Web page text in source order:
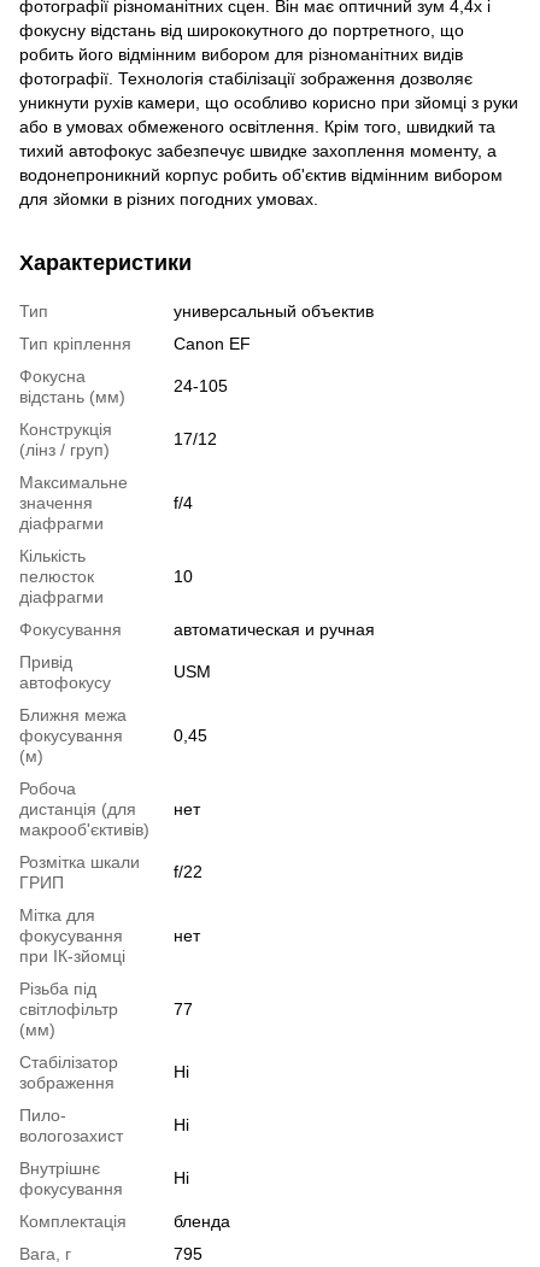
фотографії різноманітних сцен. Він має оптичний зум 4,4x і
фокусну відстань від ширококутного до портретного, що
робить його відмінним вибором для різноманітних видів
фотографії. Технологія стабілізації зображення дозволяє
уникнути рухів камери, що особливо корисно при зйомці з руки
або в умовах обмеженого освітлення. Крім того, швидкий та
тихий автофокус забезпечує швидке захоплення моменту, а
водонепроникний корпус робить об'єктив відмінним вибором
для зйомки в різних погодних умовах.
Характеристики
Тип
универсальный объектив
Тип кріплення
Canon EF
Фокусна
відстань (мм)
24-105
Конструкція
(лінз / груп)
17/12
Максимальне
значення
діафрагми
f/4
Кількість
пелюсток
діафрагми
10
Фокусування
автоматическая и ручная
Привід
автофокусу
USM
Ближня межа
фокусування
(м)
0,45
Робоча
дистанція (для
макрооб'єктивів)
нет
Розмітка шкали
ГРИП
f/22
Мітка для
фокусування
при ІК-зйомці
нет
Різьба під
світлофільтр
(мм)
77
Стабілізатор
зображення
Ні
Пило-
вологозахист
Ні
Внутрішнє
фокусування
Ні
Комплектація
бленда
Вага, г
795